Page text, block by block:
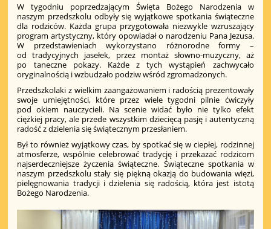
W tygodniu poprzedzającym Święta Bożego Narodzenia w
naszym przedszkolu odbyły się wyjątkowe spotkania świąteczne
dla rodziców. Każda grupa przygotowała niezwykle wzruszający
program artystyczny, który opowiadał o narodzeniu Pana Jezusa.
W przedstawieniach wykorzystano różnorodne formy –
od tradycyjnych jasełek, przez montaż słowno-muzyczny, aż
po taneczne pokazy. Każde z tych wystąpień zachwycało
oryginalnością i wzbudzało podziw wśród zgromadzonych.
Przedszkolaki z wielkim zaangażowaniem i radością prezentowały
swoje umiejętności, które przez wiele tygodni pilnie ćwiczyły
pod okiem nauczycieli. Na scenie widać było nie tylko efekt
ciężkiej pracy, ale przede wszystkim dziecięcą pasję i autentyczną
radość z dzielenia się świątecznym przesłaniem.
Był to również wyjątkowy czas, by spotkać się w ciepłej, rodzinnej
atmosferze, wspólnie celebrować tradycję i przekazać rodzicom
najserdeczniejsze życzenia świąteczne. Świąteczne spotkania w
naszym przedszkolu stały się piękną okazją do budowania więzi,
pielęgnowania tradycji i dzielenia się radością, która jest istotą
Bożego Narodzenia.